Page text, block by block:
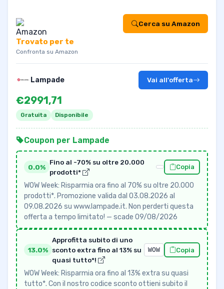
Trovato per te
Confronta su Amazon
Cerca su Amazon
Lampade
€2991,71
Gratuita Disponibile
Vai all'offerta
Coupon per Lampade
0.0%
Fino al -70% su oltre 20.000
prodotti*
Copia
WOW Week: Risparmia ora fino al 70% su oltre 20.000
prodotti*. Promozione valida dal 03.08.2026 al
09.08.2026 su www.lampade.it. Non perderti questa
offerta a tempo limitato! — scade 09/08/2026
13.0%
Approfitta subito di uno
sconto extra fino al 13% su
quasi tutto*!
WOW Copia
WOW Week: Risparmia ora fino al 13% extra su quasi
tutto*. Con il nostro codice sconto ottieni subito il